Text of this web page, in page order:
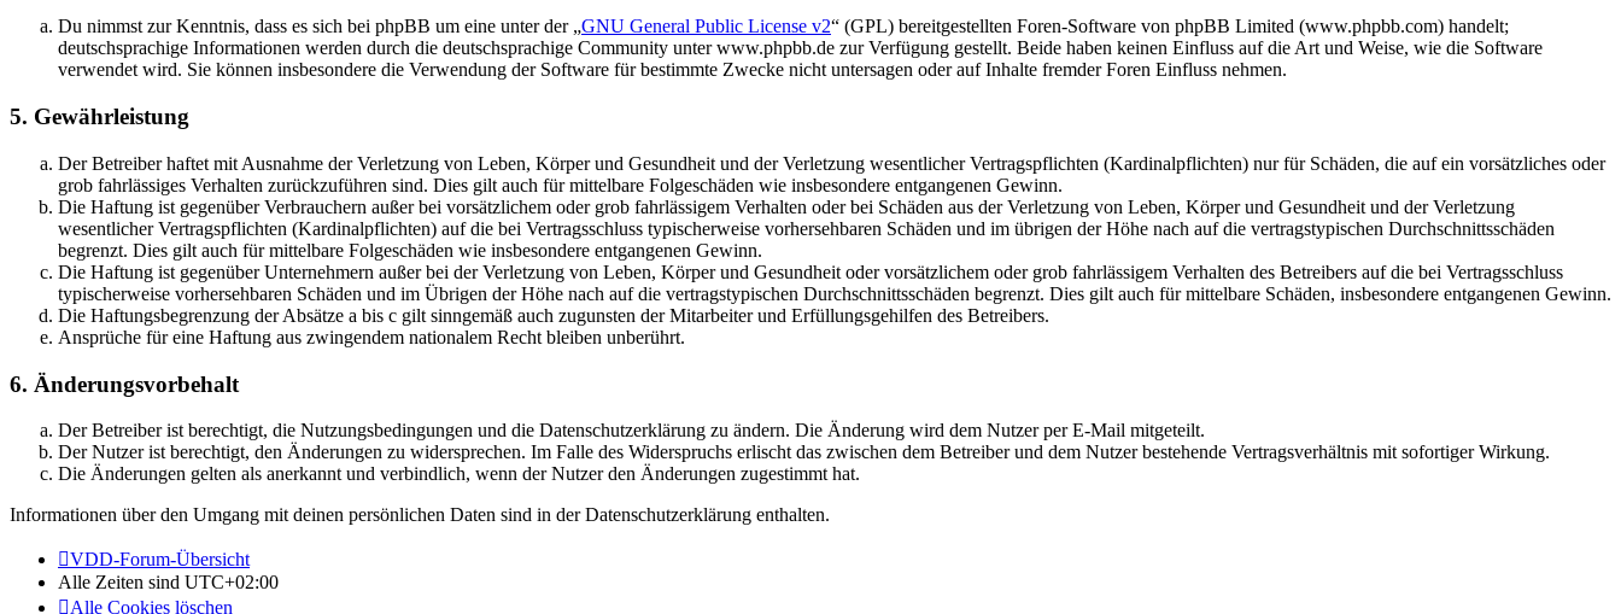
Du nimmst zur Kenntnis, dass es sich bei phpBB um eine unter der „GNU General Public License v2“ (GPL) bereitgestellten Foren-Software von phpBB Limited (www.phpbb.com) handelt;
deutschsprachige Informationen werden durch die deutschsprachige Community unter www.phpbb.de zur Verfügung gestellt. Beide haben keinen Einfluss auf die Art und Weise, wie die Software
verwendet wird. Sie können insbesondere die Verwendung der Software für bestimmte Zwecke nicht untersagen oder auf Inhalte fremder Foren Einfluss nehmen.
5. Gewährleistung
Der Betreiber haftet mit Ausnahme der Verletzung von Leben, Körper und Gesundheit und der Verletzung wesentlicher Vertragspflichten (Kardinalpflichten) nur für Schäden, die auf ein vorsätzliches oder
grob fahrlässiges Verhalten zurückzuführen sind. Dies gilt auch für mittelbare Folgeschäden wie insbesondere entgangenen Gewinn.
Die Haftung ist gegenüber Verbrauchern außer bei vorsätzlichem oder grob fahrlässigem Verhalten oder bei Schäden aus der Verletzung von Leben, Körper und Gesundheit und der Verletzung
wesentlicher Vertragspflichten (Kardinalpflichten) auf die bei Vertragsschluss typischerweise vorhersehbaren Schäden und im übrigen der Höhe nach auf die vertragstypischen Durchschnittsschäden
begrenzt. Dies gilt auch für mittelbare Folgeschäden wie insbesondere entgangenen Gewinn.
Die Haftung ist gegenüber Unternehmern außer bei der Verletzung von Leben, Körper und Gesundheit oder vorsätzlichem oder grob fahrlässigem Verhalten des Betreibers auf die bei Vertragsschluss
typischerweise vorhersehbaren Schäden und im Übrigen der Höhe nach auf die vertragstypischen Durchschnittsschäden begrenzt. Dies gilt auch für mittelbare Schäden, insbesondere entgangenen Gewinn.
Die Haftungsbegrenzung der Absätze a bis c gilt sinngemäß auch zugunsten der Mitarbeiter und Erfüllungsgehilfen des Betreibers.
Ansprüche für eine Haftung aus zwingendem nationalem Recht bleiben unberührt.
6. Änderungsvorbehalt
Der Betreiber ist berechtigt, die Nutzungsbedingungen und die Datenschutzerklärung zu ändern. Die Änderung wird dem Nutzer per E-Mail mitgeteilt.
Der Nutzer ist berechtigt, den Änderungen zu widersprechen. Im Falle des Widerspruchs erlischt das zwischen dem Betreiber und dem Nutzer bestehende Vertragsverhältnis mit sofortiger Wirkung.
Die Änderungen gelten als anerkannt und verbindlich, wenn der Nutzer den Änderungen zugestimmt hat.
Informationen über den Umgang mit deinen persönlichen Daten sind in der Datenschutzerklärung enthalten.
VDD-Forum-Übersicht
Alle Zeiten sind UTC+02:00
Alle Cookies löschen